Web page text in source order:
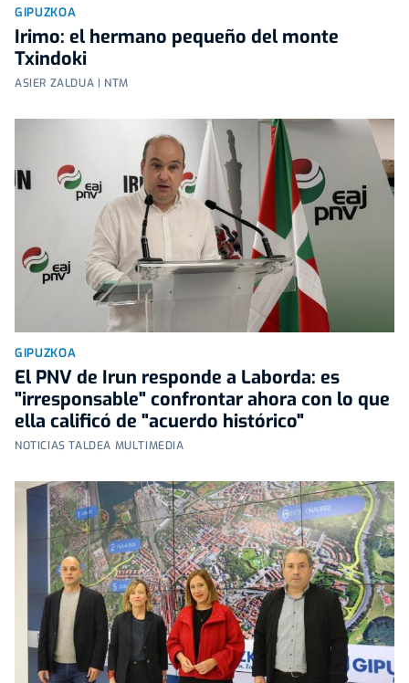
GIPUZKOA
Irimo: el hermano pequeño del monte
Txindoki
ASIER ZALDUA | NTM
GIPUZKOA
El PNV de Irun responde a Laborda: es
"irresponsable" confrontar ahora con lo que
ella calificó de "acuerdo histórico"
NOTICIAS TALDEA MULTIMEDIA